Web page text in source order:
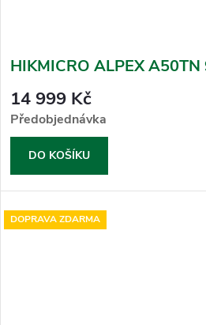
HIKMICRO ALPEX
14 999 Kč
Předobjednávka
DO KOŠÍKU
DOPRAVA ZDARMA